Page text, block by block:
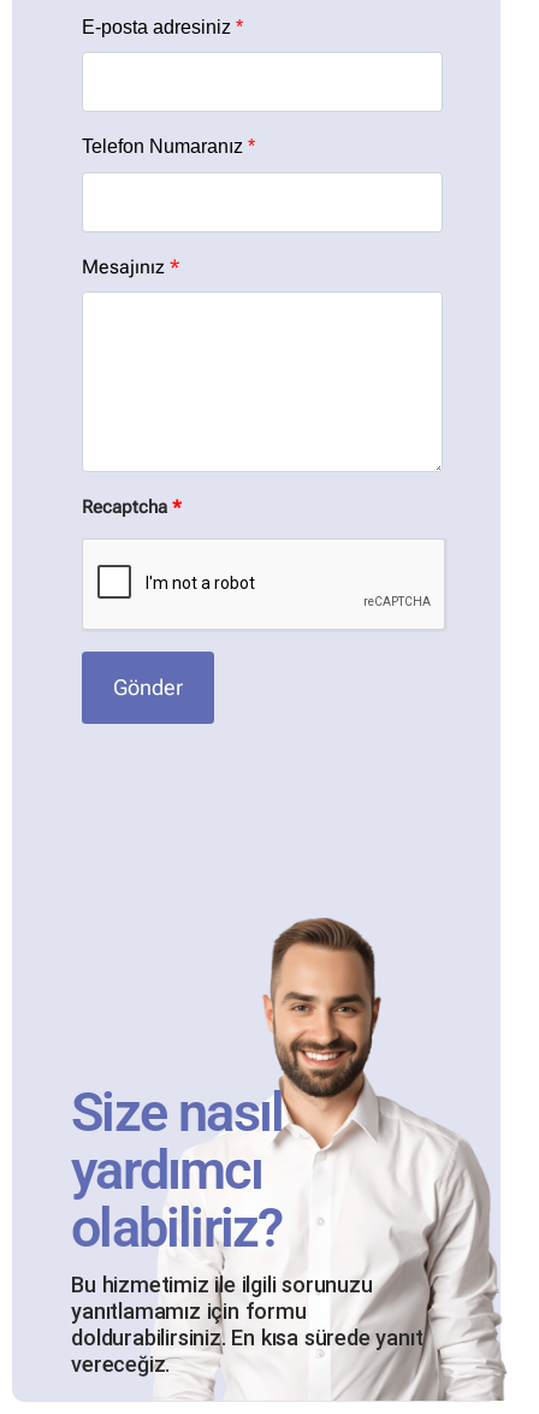
E-posta adresiniz *
Telefon Numaranız *
Mesajınız *
Recaptcha *
Gönder
Size nasıl
yardımcı
olabiliriz?
Bu hizmetimiz ile ilgili sorunuzu
yanıtlamamız için formu
doldurabilirsiniz. En kısa sürede yanıt
vereceğiz.